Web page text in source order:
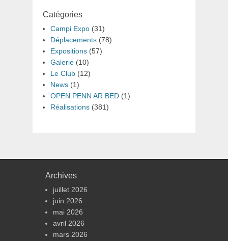
Catégories
Campi Expo (31)
Déplacements (78)
Expositions (57)
Galerie (10)
Le Club (12)
News (1)
OPEN PENN AR BED (1)
Réalisations (381)
Archives
juillet 2026
juin 2026
mai 2026
avril 2026
mars 2026